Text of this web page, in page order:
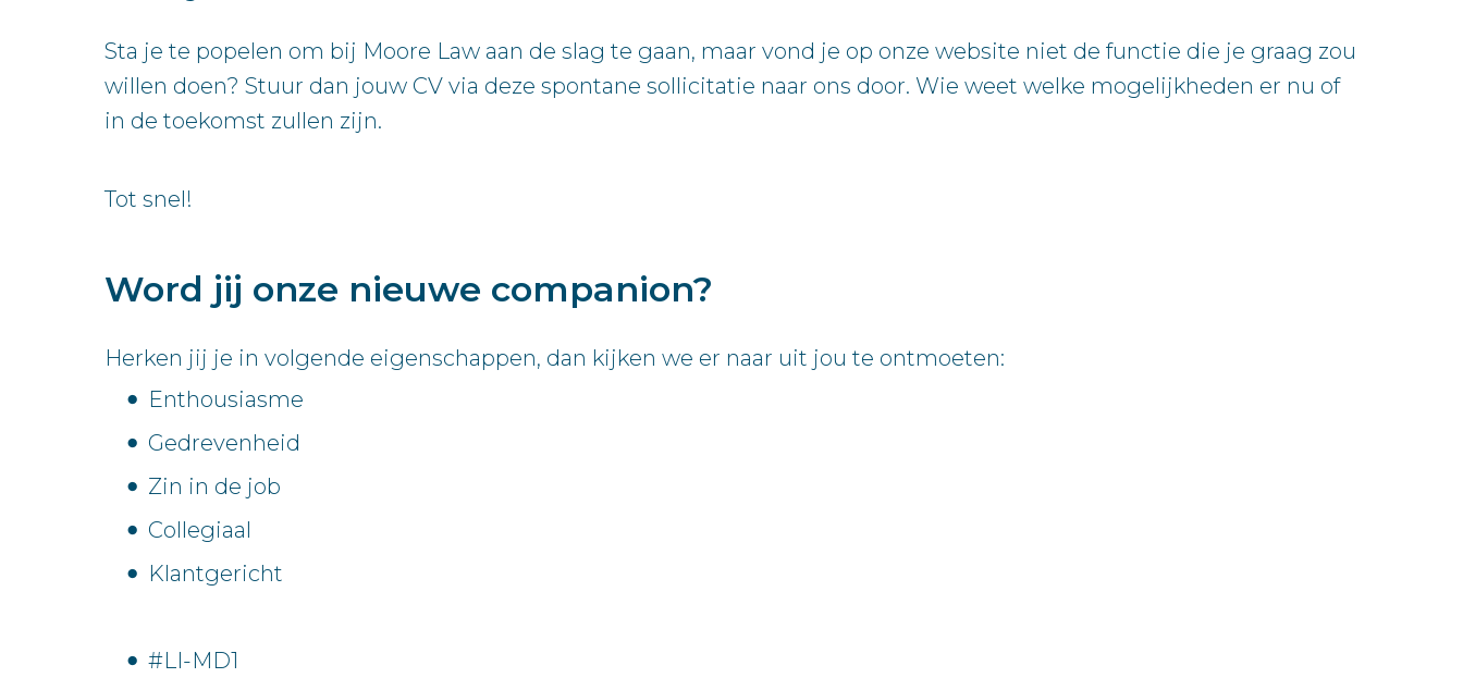
Sta je te popelen om bij Moore Law aan de slag te gaan, maar vond je op onze website niet de functie die je graag zou
willen doen? Stuur dan jouw CV via deze spontane sollicitatie naar ons door. Wie weet welke mogelijkheden er nu of
in de toekomst zullen zijn.
Tot snel!
Word jij onze nieuwe companion?
Herken jij je in volgende eigenschappen, dan kijken we er naar uit jou te ontmoeten:
Enthousiasme
Gedrevenheid
Zin in de job
Collegiaal
Klantgericht
#LI-MD1